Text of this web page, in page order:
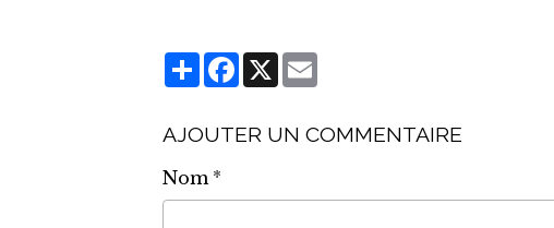
PartagerFacebook
X
AJOUTER UN COMMENTAIRE
Nom